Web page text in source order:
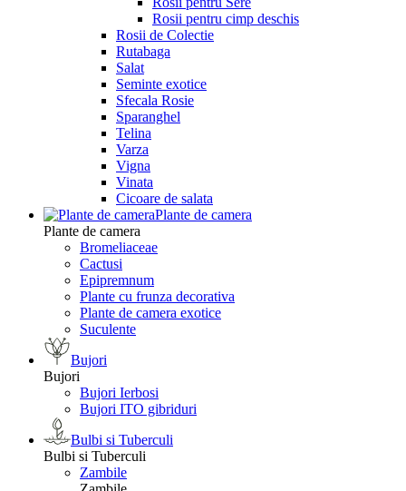
Rosii pentru cimp deschis
Rosii de Colectie
Rutabaga
Salat
Seminte exotice
Sfecala Rosie
Sparanghel
Telina
Varza
Vigna
Vinata
Сicoare de salata
Plante de camera
Plante de camera
Bromeliaceae
Cactusi
Epipremnum
Plante cu frunza decorativa
Plante de camera exotice
Suculente
Bujori
Bujori
Bujori Ierbosi
Bujori ITO gibriduri
Bulbi si Tuberculi
Bulbi si Tuberculi
Zambile